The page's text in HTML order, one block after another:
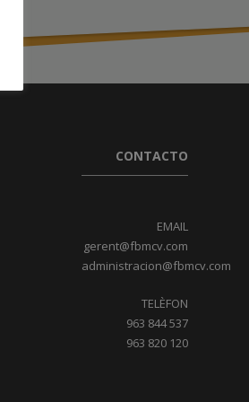
CONTACTO
EMAIL
gerent@fbmcv.com
administracion@fbmcv.com
TELÈFON
963 844 537
963 820 120